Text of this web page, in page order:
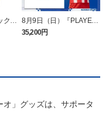
クユ
）
8月9日（日）『PLAYER
OF THE DAY』ユニフォ
ーム（半袖）
35,200円
」グッズは、サポータ